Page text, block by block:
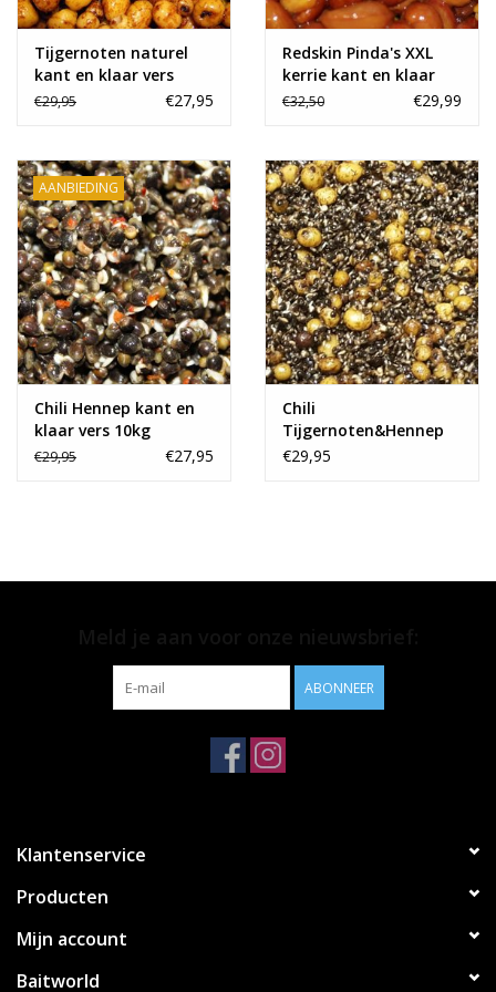
Tijgernoten naturel
kant en klaar vers
10kg
€29,95 €27,95
Redskin Pinda's XXL
kerrie kant en klaar
vers
€32,50 €29,99
AANBIEDING
Chili Hennep kant en
klaar vers 10kg
€29,95 €27,95
Chili
Tijgernoten&Hennep
Kant en Klaar vers
€29,95
ABONNEER
Klantenservice
Producten
Mijn account
Baitworld